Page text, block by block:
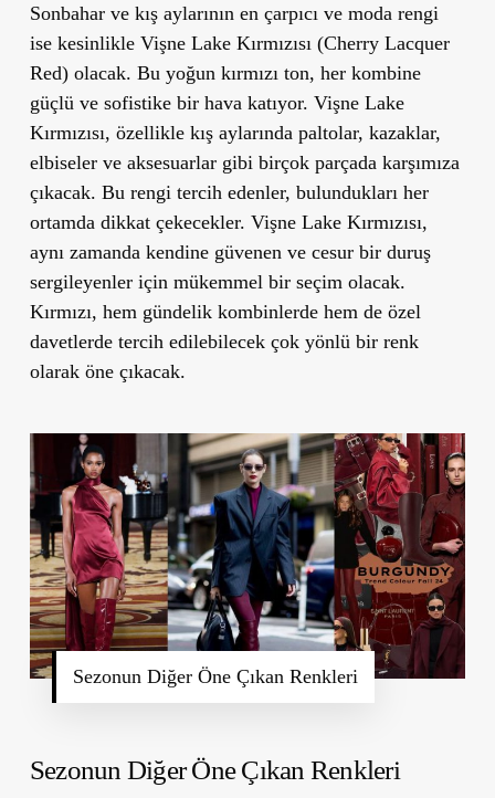
Sonbahar ve kış aylarının en çarpıcı ve moda rengi
ise kesinlikle Vişne Lake Kırmızısı (Cherry Lacquer
Red)olacak. Bu yoğun kırmızı ton, her kombine
güçlü ve sofistike bir hava katıyor. Vişne Lake
Kırmızısı, özellikle kış aylarında paltolar, kazaklar,
elbiseler ve aksesuarlar gibi birçok parçada karşımıza
çıkacak. Bu rengi tercih edenler, bulundukları her
ortamda dikkat çekecekler. Vişne Lake Kırmızısı,
aynı zamanda kendine güvenen ve cesur bir duruş
sergileyenler için mükemmel bir seçim olacak.
Kırmızı, hem gündelik kombinlerde hem de özel
davetlerde tercih edilebilecek çok yönlü bir renk
olarak öne çıkacak.
Sezonun Diğer Öne Çıkan Renkleri
Sezonun Diğer Öne Çıkan Renkleri